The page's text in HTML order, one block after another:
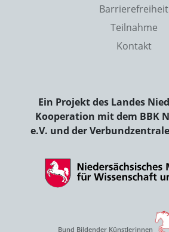
Barrierefreiheit
Teilnahme
Kontakt
Ein Projekt des Landes
Kooperation mit dem BBK
e.V. und der Verbundzentrale
Bund Bildender Künstlerinnen